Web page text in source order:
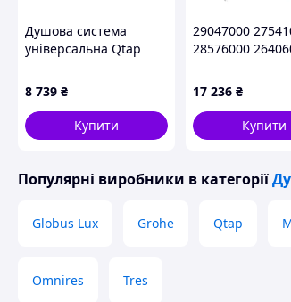
Душова стійка
умивальника
🔹 Склад комплекту
Душова система
універсальна Qtap
монтажу на три
споживачі
QTGEM114CRM45702
Chrome
8 739 ₴
Купити
29047000
28576000
душова система
17 236 ₴
Купити
Популярні виробники в категорії
Globus Lux Grohe Qtap
Omnires Tres